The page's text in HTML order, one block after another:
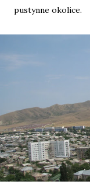
pustynne okolice.